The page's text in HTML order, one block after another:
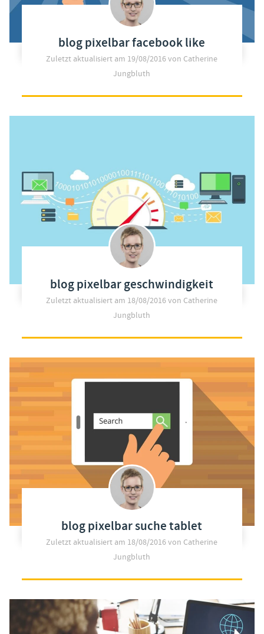
blog pixelbar facebook like
Zuletzt aktualisiert am 19/08/2016von Catherine
Jungbluth
blog pixelbar geschwindigkeit
Zuletzt aktualisiert am 18/08/2016von Catherine
Jungbluth
blog pixelbar suche tablet
Zuletzt aktualisiert am 18/08/2016von Catherine
Jungbluth